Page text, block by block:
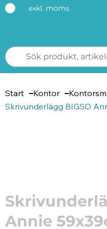
exkl. moms
Start Kontor
Skrivunderlägg BIGSO
Annie